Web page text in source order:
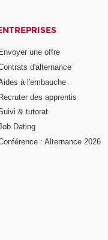
Envoyer une offre
d'alternance
à l'embauche
des apprentis
& tutorat
Dating
: Alternance 2026